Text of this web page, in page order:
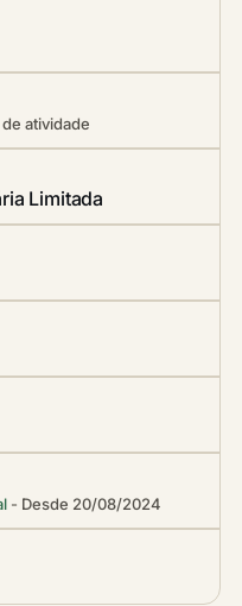
de atividade
Limitada
Desde 20/08/2024